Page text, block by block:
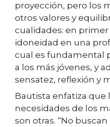
proyección, pero los
otros valores y
cualidades: en
idoneidad en una
cual es fundamental
a los más jóvenes, y
sensatez, reflexión y
Bautista enfatiza que
necesidades de los
son otras. “No